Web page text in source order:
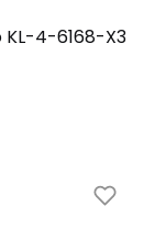
KL-4-6168-X3